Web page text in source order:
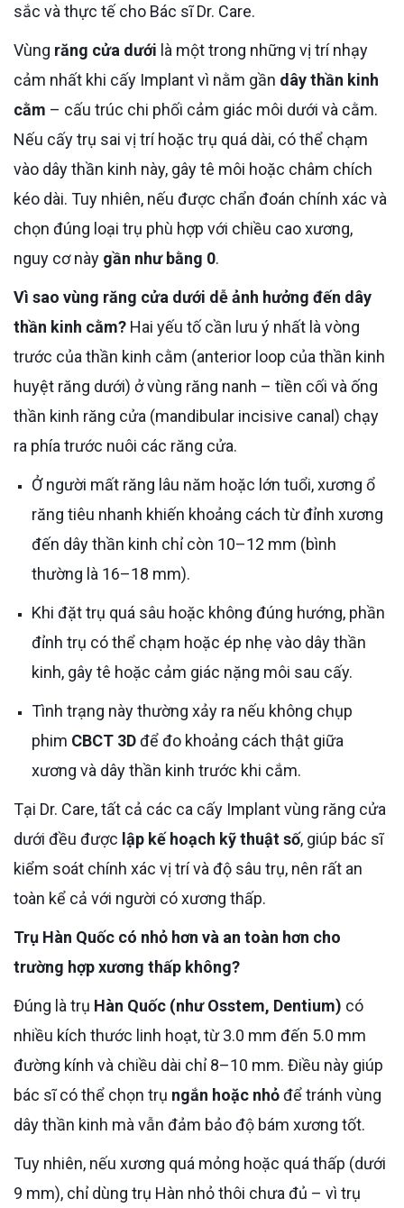
sắc và thực tế cho Bác sĩ Dr. Care.
Vùng răng cửa dưới là một trong những vị trí nhạy
cảm nhất khi cấy Implant vì nằm gần dây thần kinh
cằm – cấu trúc chi phối cảm giác môi dưới và cằm.
Nếu cấy trụ sai vị trí hoặc trụ quá dài, có thể chạm
vào dây thần kinh này, gây tê môi hoặc châm chích
kéo dài. Tuy nhiên, nếu được chẩn đoán chính xác và
chọn đúng loại trụ phù hợp với chiều cao xương,
nguy cơ này gần như bằng 0.
Vì sao vùng răng cửa dưới dễ ảnh hưởng đến dây
thần kinh cằm? Hai yếu tố cần lưu ý nhất là vòng
trước của thần kinh cằm (anterior loop của thần kinh
huyệt răng dưới) ở vùng răng nanh – tiền cối và ống
thần kinh răng cửa (mandibular incisive canal) chạy
ra phía trước nuôi các răng cửa.
Ở người mất răng lâu năm hoặc lớn tuổi, xương ổ
răng tiêu nhanh khiến khoảng cách từ đỉnh xương
đến dây thần kinh chỉ còn 10–12 mm (bình
thường là 16–18 mm).
Khi đặt trụ quá sâu hoặc không đúng hướng, phần
đỉnh trụ có thể chạm hoặc ép nhẹ vào dây thần
kinh, gây tê hoặc cảm giác nặng môi sau cấy.
Tình trạng này thường xảy ra nếu không chụp
phim CBCT 3Dđể đo khoảng cách thật giữa
xương và dây thần kinh trước khi cắm.
Tại Dr. Care, tất cả các ca cấy Implant vùng răng cửa
dưới đều được lập kế hoạch kỹ thuật số, giúp bác sĩ
kiểm soát chính xác vị trí và độ sâu trụ, nên rất an
toàn kể cả với người có xương thấp.
Trụ Hàn Quốc có nhỏ hơn và an toàn hơn cho
trường hợp xương thấp không?
Đúng là trụ Hàn Quốc (như Osstem, Dentium) có
nhiều kích thước linh hoạt, từ 3.0 mm đến 5.0 mm
đường kính và chiều dài chỉ 8–10 mm. Điều này giúp
bác sĩ có thể chọn trụ ngắn hoặc nhỏđể tránh vùng
dây thần kinh mà vẫn đảm bảo độ bám xương tốt.
Tuy nhiên, nếu xương quá mỏng hoặc quá thấp (dưới
9 mm), chỉ dùng trụ Hàn nhỏ thôi chưa đủ – vì trụ